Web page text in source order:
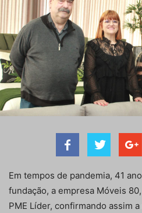
Em tempos de pandemia, 41
fundação, a empresa Móveis
PME Líder, confirmando assim